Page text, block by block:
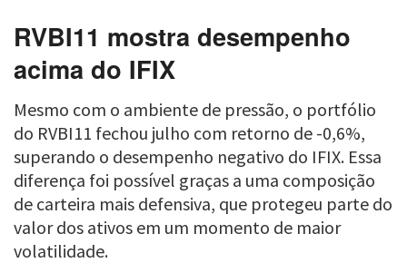
RVBI11 mostra desempenho
acima do IFIX
Mesmo com o ambiente de pressão, o portfólio
do RVBI11 fechou julho com retorno de -0,6%,
superando o desempenho negativo do IFIX. Essa
diferença foi possível graças a uma composição
de carteira mais defensiva, que protegeu parte do
valor dos ativos em um momento de maior
volatilidade.